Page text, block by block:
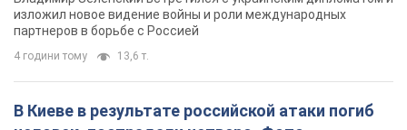
изложил новое видение войны и роли международных
партнеров в борьбе с Россией
4 години тому 13,6 т.
В Киеве в результате российской атаки погиб